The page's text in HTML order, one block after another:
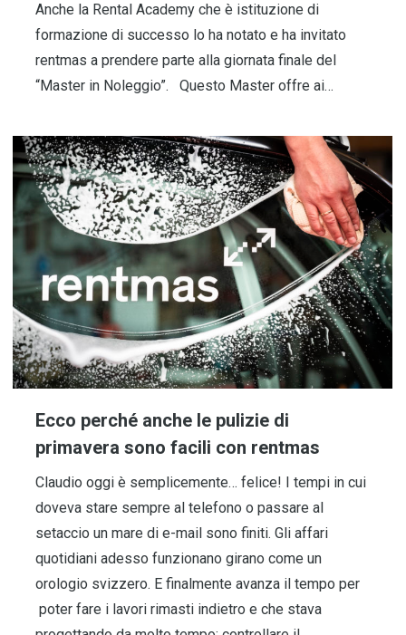
Anche la Rental Academy che è istituzione di
formazione di successo lo ha notato e ha invitato
rentmas a prendere parte alla giornata finale del
“Master in Noleggio”. Questo Master offre ai…
Ecco perché anche le pulizie di
primavera sono facili con rentmas
Claudio oggi è semplicemente… felice! I tempi in cui
doveva stare sempre al telefono o passare al
setaccio un mare di e-mail sono finiti. Gli affari
quotidiani adesso funzionano girano come un
orologio svizzero. E finalmente avanza il tempo per
poter fare i lavori rimasti indietro e che stava